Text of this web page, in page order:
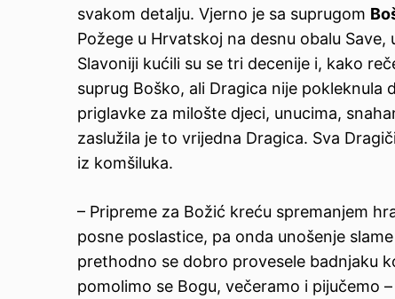
svakom detalju. Vjerno je sa suprugom
Požege u Hrvatskoj na desnu obalu
Slavoniji kućili su se tri decenije i, kako
suprug Boško, ali Dragica nije
priglavke za milošte djeci, unucima,
zaslužila je to vrijedna Dragica. Sva
iz komšiluka.
– Pripreme za Božić kreću spremanjem
posne poslastice, pa onda unošenje
prethodno se dobro provesele badnjaku
pomolimo se Bogu, večeramo i pijučemo